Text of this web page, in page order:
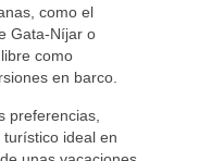
como el
Gata-Níjar o
como
en barco.
preferencias,
ideal en